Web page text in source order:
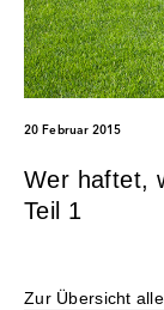
20 Februar 2015
Wer haftet,
Teil 1
Zur Übersicht